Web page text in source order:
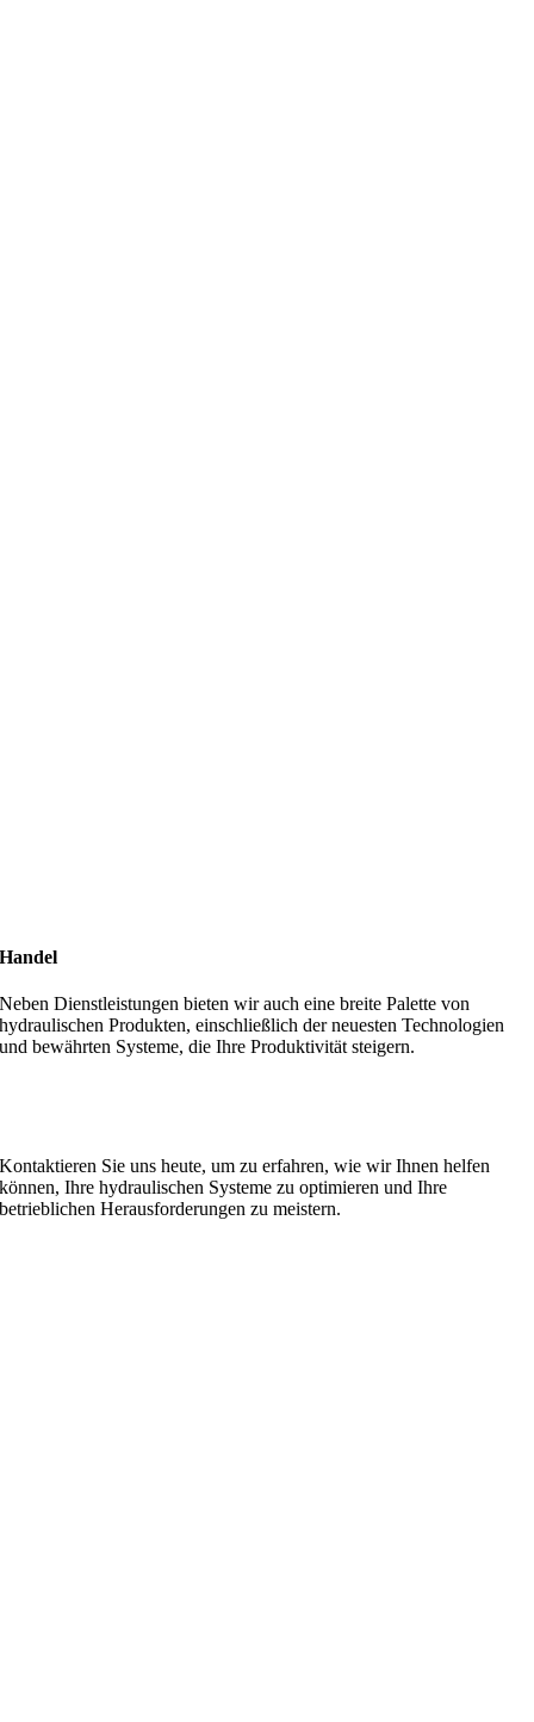
Handel
Neben Dienstleistungen bieten wir auch eine breite Palette von
hydraulischen Produkten, einschließlich der neuesten Technologien
und bewährten Systeme, die Ihre Produktivität steigern.
Kontaktieren Sie uns heute, um zu erfahren, wie wir Ihnen helfen
können, Ihre hydraulischen Systeme zu optimieren und Ihre
betrieblichen Herausforderungen zu meistern.